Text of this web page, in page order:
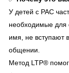
У детей с РАС
необходимые для
имя, не вступают
общении.
Метод LTP®